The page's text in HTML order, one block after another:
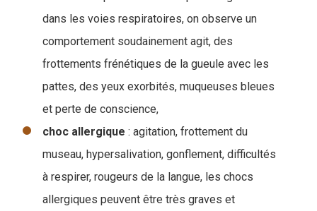
dans les voies respiratoires, on observe un
comportement soudainement agit, des
frottements frénétiques de la gueule avec les
pattes, des yeux exorbités, muqueuses bleues
et perte de conscience,
choc allergique : agitation, frottement du
museau, hypersalivation, gonflement, difficultés
à respirer, rougeurs de la langue, les chocs
allergiques peuvent être très graves et